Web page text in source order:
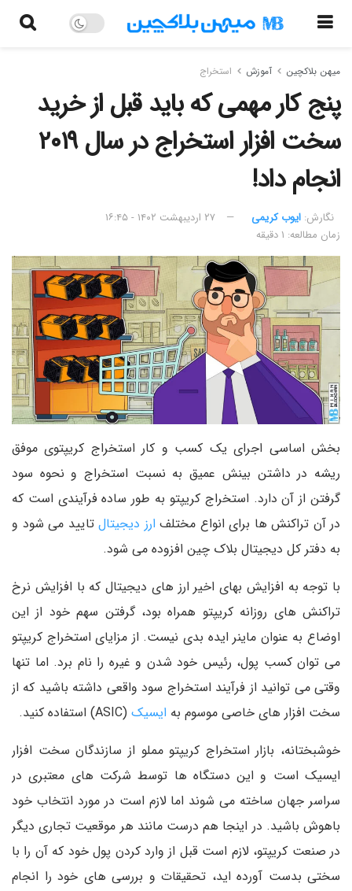
میهن بلاکچین آموزش استخراج
پنج کار مهمی که باید قبل از خرید
سخت افزار استخراج در سال ۲۰۱۹
انجام داد!
نگارش:‌ ایوب کریمی
۲۷ اردیبهشت ۱۴۰۲ - ۱۶:۴۵
زمان مطالعه: ۱ دقیقه
بخش اساسی اجرای یک کسب و کار استخراج کریپتوی موفق
ریشه در داشتن بینش عمیق به نسبت استخراج و نحوه سود
گرفتن از آن دارد. استخراج کریپتو به طور ساده فرآیندی است که
در آن تراکنش ها برای انواع مختلف ارز دیجیتال تایید می شود و
به دفتر کل دیجیتال بلاک چین افزوده می شود.
با توجه به افزایش بهای اخیر ارز های دیجیتال که با افزایش نرخ
تراکنش های روزانه کریپتو همراه بود، گرفتن سهم خود از این
اوضاع به عنوان ماینر ایده بدی نیست. از مزایای استخراج کریپتو
می توان کسب پول، رئیس خود شدن و غیره را نام برد. اما تنها
وقتی می توانید از فرآیند استخراج سود واقعی داشته باشید که از
سخت افزار های خاصی موسوم به ایسیک (ASIC) استفاده کنید.
خوشبختانه، بازار استخراج کریپتو مملو از سازندگان سخت افزار
ایسیک است و این دستگاه ها توسط شرکت های معتبری در
سراسر جهان ساخته می شوند اما لازم است در مورد انتخاب خود
باهوش باشید. در اینجا هم درست مانند هر موقعیت تجاری دیگر
در صنعت کریپتو، لازم است قبل از وارد کردن پول خود که آن را با
سختی بدست آورده اید، تحقیقات و بررسی های خود را انجام